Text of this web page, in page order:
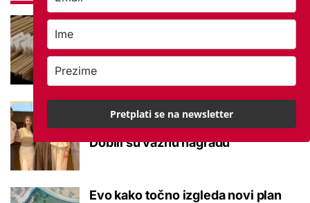
Promjena prakse za sve SC-ove,
potvrđeno
Studenti otkrili kako se obraćati
mladima kad je u pitanju alkohol:
Dobili su važnu nagradu
Evo kako točno izgleda novi plan
Pretplati se na newsletter